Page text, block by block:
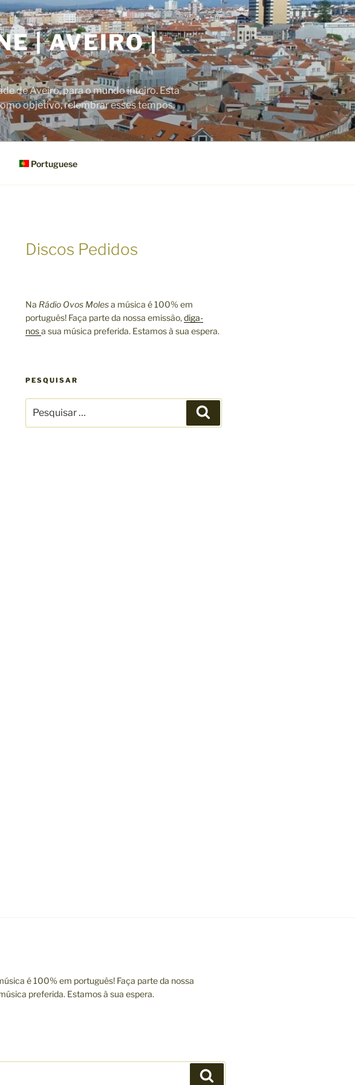
| AVEIRO |
de Aveiro, para o mundo inteiro. Esta
objetivo, relembrar esses tempos.
Portuguese
Discos Pedidos
Na Rádio Ovos Molesa música é 100% em
português! Faça parte da nossa emissão,diga-
nosa sua música preferida. Estamos à sua espera.
PESQUISAR
é 100% em português! Faça parte da nossa
preferida. Estamos à sua espera.